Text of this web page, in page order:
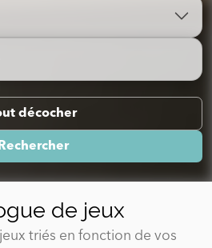
décocher
Rechercher
de jeux
triés en fonction de vos